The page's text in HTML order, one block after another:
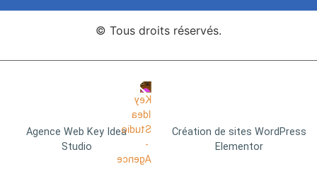
© Tous droits réservés.
Agence Web Key Idea
Studio
Création de sites WordPress
Elementor